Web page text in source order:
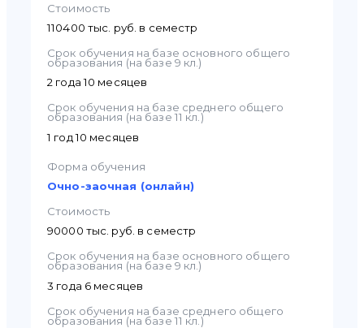
Стоимость
110400 тыс. руб. в семестр
Срок обучения на базе основного общего
образования (на базе 9 кл.)
2 года 10 месяцев
Срок обучения на базе среднего общего
образования (на базе 11 кл.)
1 год 10 месяцев
Форма обучения
Очно-заочная (онлайн)
Стоимость
90000 тыс. руб. в семестр
Срок обучения на базе основного общего
образования (на базе 9 кл.)
3 года 6 месяцев
Срок обучения на базе среднего общего
образования (на базе 11 кл.)